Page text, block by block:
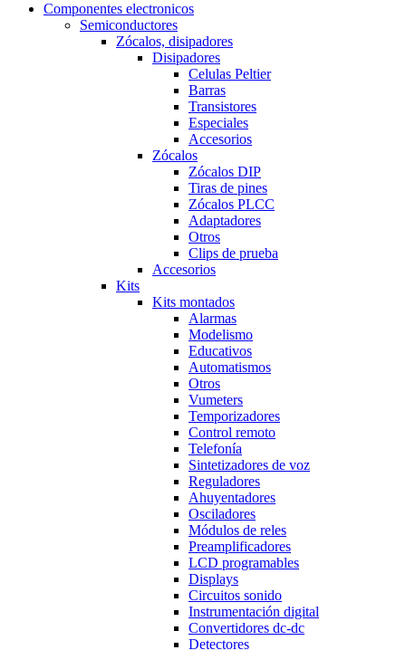
Componentes electronicos
Semiconductores
Zócalos, disipadores
Disipadores
Celulas Peltier
Barras
Transistores
Especiales
Accesorios
Zócalos
Zócalos DIP
Tiras de pines
Zócalos PLCC
Adaptadores
Otros
Clips de prueba
Accesorios
Kits
Kits montados
Alarmas
Modelismo
Educativos
Automatismos
Otros
Vumeters
Temporizadores
Control remoto
Telefonía
Sintetizadores de voz
Reguladores
Ahuyentadores
Osciladores
Módulos de reles
Preamplificadores
LCD programables
Displays
Circuitos sonido
Instrumentación digital
Convertidores dc-dc
Detectores